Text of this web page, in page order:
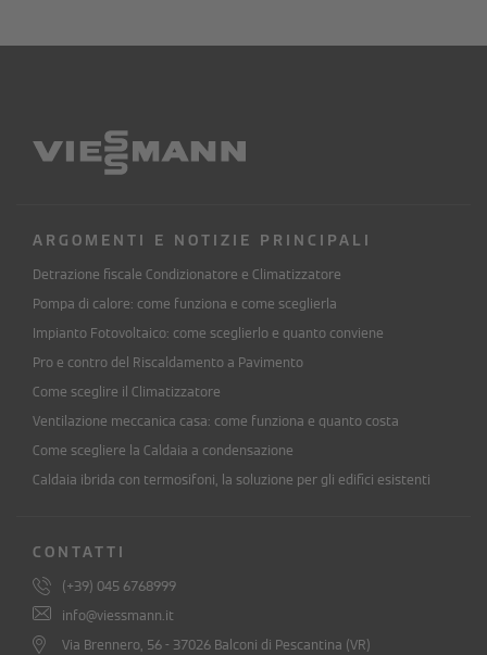
ARGOMENTI E NOTIZIE PRINCIPALI
Detrazione fiscale Condizionatore e Climatizzatore
Pompa di calore: come funziona e come sceglierla
Impianto Fotovoltaico: come sceglierlo e quanto conviene
Pro e contro del Riscaldamento a Pavimento
Come sceglire il Climatizzatore
Ventilazione meccanica casa: come funziona e quanto costa
Come scegliere la Caldaia a condensazione
Caldaia ibrida con termosifoni, la soluzione per gli edifici esistenti
CONTATTI
(+39) 045 6768999
info@viessmann.it
Via Brennero, 56 - 37026 Balconi di Pescantina (VR)